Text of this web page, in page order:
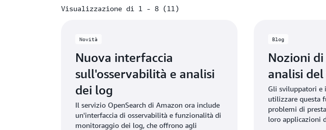
Visualizzazione di 1 - 8 (11)
Novità
Nuova interfaccia
sull'osservabilità e analisi
dei log
Il servizio OpenSearch di Amazon ora include
un'interfaccia di osservabilità e funzionalità di
monitoraggio dei log, che offrono agli
Blog
Nozioni
analisi
Gli sviluppatori e
utilizzare questa
problemi di
loro applicazioni